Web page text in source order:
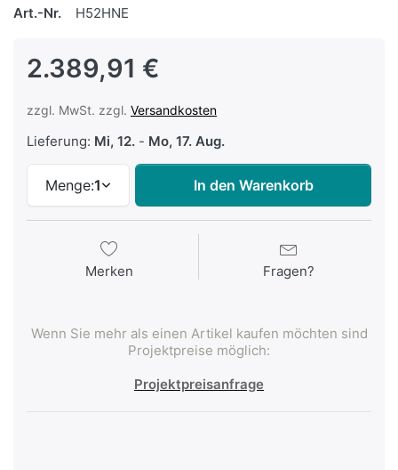
Art.-Nr.
H52HNE
2.389,91 €
zzgl. MwSt. zzgl. Versandkosten
Lieferung: Mi, 12. - Mo, 17. Aug.
Menge:1 In den Warenkorb
Merken Fragen?
Wenn Sie mehr als einen Artikel kaufen möchten sind
Projektpreise möglich:
Projektpreisanfrage